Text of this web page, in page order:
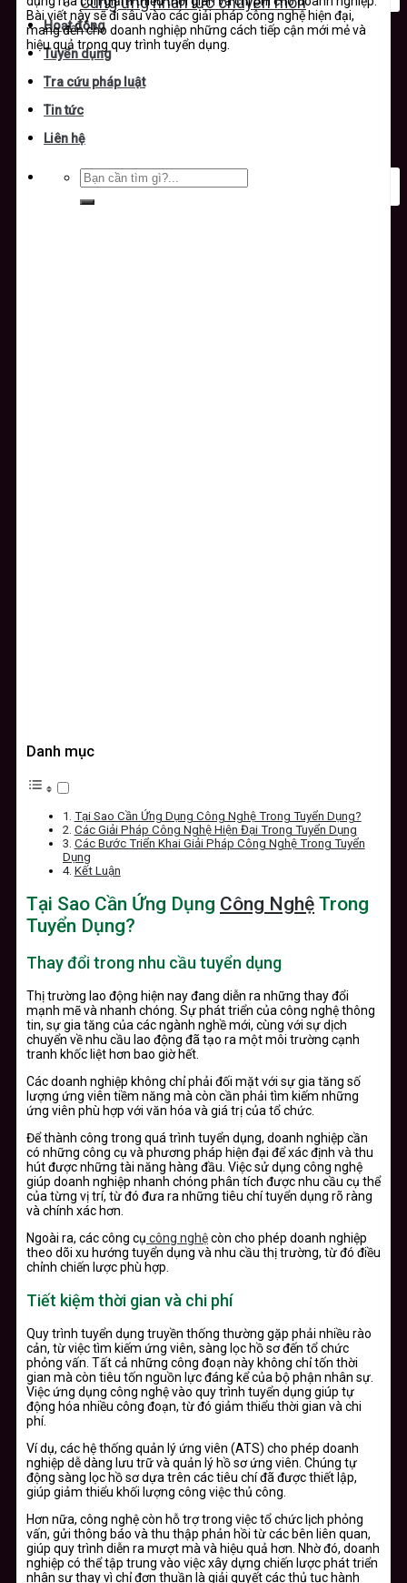
Hoạt động
Tuyển dụng
Tra cứu pháp luật
Tin tức
Liên hệ
Bài viết này sẽ đi sâu vào các giải pháp công nghệ hiện đại,
mang đến cho doanh nghiệp những cách tiếp cận mới mẻ và
hiệu quả trong quy trình tuyển dụng.
Danh mục
Tại Sao Cần Ứng Dụng Công Nghệ Trong Tuyển Dụng?
Các Giải Pháp Công Nghệ Hiện Đại Trong Tuyển Dụng
Các Bước Triển Khai Giải Pháp Công Nghệ Trong Tuyển
Dụng
Kết Luận
Tại Sao Cần Ứng Dụng Công Nghệ Trong
Tuyển Dụng?
Thay đổi trong nhu cầu tuyển dụng
Thị trường lao động hiện nay đang diễn ra những thay đổi
mạnh mẽ và nhanh chóng. Sự phát triển của công nghệ thông
tin, sự gia tăng của các ngành nghề mới, cùng với sự dịch
chuyển về nhu cầu lao động đã tạo ra một môi trường cạnh
tranh khốc liệt hơn bao giờ hết.
Các doanh nghiệp không chỉ phải đối mặt với sự gia tăng số
lượng ứng viên tiềm năng mà còn cần phải tìm kiếm những
ứng viên phù hợp với văn hóa và giá trị của tổ chức.
Để thành công trong quá trình tuyển dụng, doanh nghiệp cần
có những công cụ và phương pháp hiện đại để xác định và thu
hút được những tài năng hàng đầu. Việc sử dụng công nghệ
giúp doanh nghiệp nhanh chóng phân tích được nhu cầu cụ thể
của từng vị trí, từ đó đưa ra những tiêu chí tuyển dụng rõ ràng
và chính xác hơn.
Ngoài ra, các công cụ công nghệcòn cho phép doanh nghiệp
theo dõi xu hướng tuyển dụng và nhu cầu thị trường, từ đó điều
chỉnh chiến lược phù hợp.
Tiết kiệm thời gian và chi phí
Quy trình tuyển dụng truyền thống thường gặp phải nhiều rào
cản, từ việc tìm kiếm ứng viên, sàng lọc hồ sơ đến tổ chức
phỏng vấn. Tất cả những công đoạn này không chỉ tốn thời
gian mà còn tiêu tốn nguồn lực đáng kể của bộ phận nhân sự.
Việc ứng dụng công nghệ vào quy trình tuyển dụng giúp tự
động hóa nhiều công đoạn, từ đó giảm thiểu thời gian và chi
phí.
Ví dụ, các hệ thống quản lý ứng viên (ATS) cho phép doanh
nghiệp dễ dàng lưu trữ và quản lý hồ sơ ứng viên. Chúng tự
động sàng lọc hồ sơ dựa trên các tiêu chí đã được thiết lập,
giúp giảm thiểu khối lượng công việc thủ công.
Hơn nữa, công nghệ còn hỗ trợ trong việc tổ chức lịch phỏng
vấn, gửi thông báo và thu thập phản hồi từ các bên liên quan,
giúp quy trình diễn ra mượt mà và hiệu quả hơn. Nhờ đó, doanh
nghiệp có thể tập trung vào việc xây dựng chiến lược phát triển
nhân sự thay vì chỉ đơn thuần là giải quyết các thủ tục hành